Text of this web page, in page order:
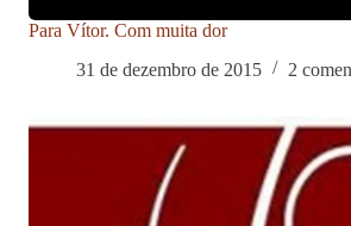
Para Vítor. Com muita dor
31 de dezembro de 2015
2